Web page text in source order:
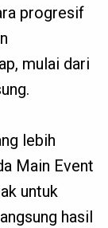
progresif
mulai dari
lebih
Main Event
untuk
hasil